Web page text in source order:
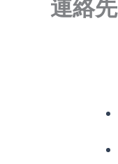
連絡先